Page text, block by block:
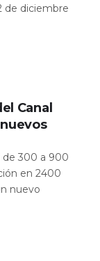
de diciembre
Canal
de 300 a 900
en 2400
nuevo